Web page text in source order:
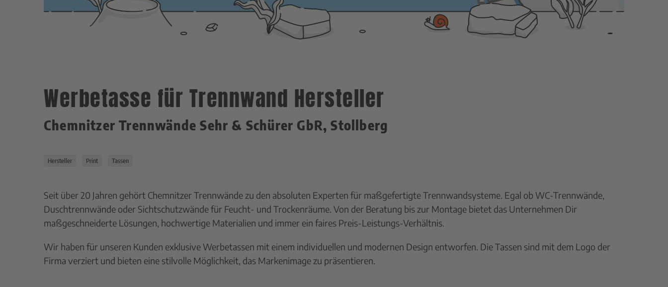
Werbetasse für Trennwand Hersteller
Chemnitzer Trennwände Sehr & Schürer GbR, Stollberg
Hersteller Print Tassen
Seit über 20 Jahren gehört Chemnitzer Trennwände zu den absoluten Experten für maßgefertigte Trennwandsysteme. Egal ob WC-Trennwände,
Duschtrennwände oder Sichtschutzwände für Feucht- und Trockenräume. Von der Beratung bis zur Montage bietet das Unternehmen Dir
maßgeschneiderte Lösungen, hochwertige Materialien und immer ein faires Preis-Leistungs-Verhältnis.
Wir haben für unseren Kunden exklusive Werbetassen mit einem individuellen und modernen Design entworfen. Die Tassen sind mit dem Logo der
Firma verziert und bieten eine stilvolle Möglichkeit, das Markenimage zu präsentieren.